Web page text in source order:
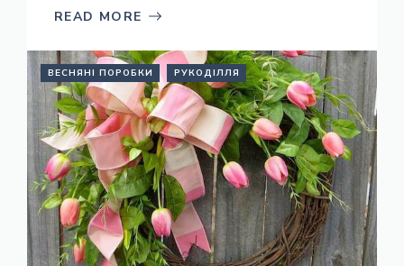
READ MORE
ВЕСНЯНІ ПОРОБКИ РУКОДІЛЛЯ